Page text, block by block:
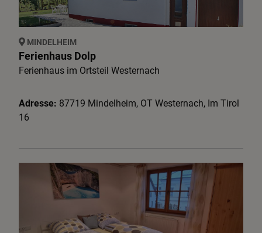
MINDELHEIM
Ferienhaus Dolp
Ferienhaus im Ortsteil Westernach
Adresse: 87719 Mindelheim, OT Westernach, Im Tirol
16